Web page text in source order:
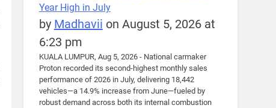
Year High in July
by Madhavii on August 5, 2026 at
6:23 pm
KUALA LUMPUR, Aug 5, 2026 - National carmaker
Proton recorded its second-highest monthly sales
performance of 2026 in July, delivering 18,442
vehicles—a 14.9% increase from June—fueled by
robust demand across both its internal combustion